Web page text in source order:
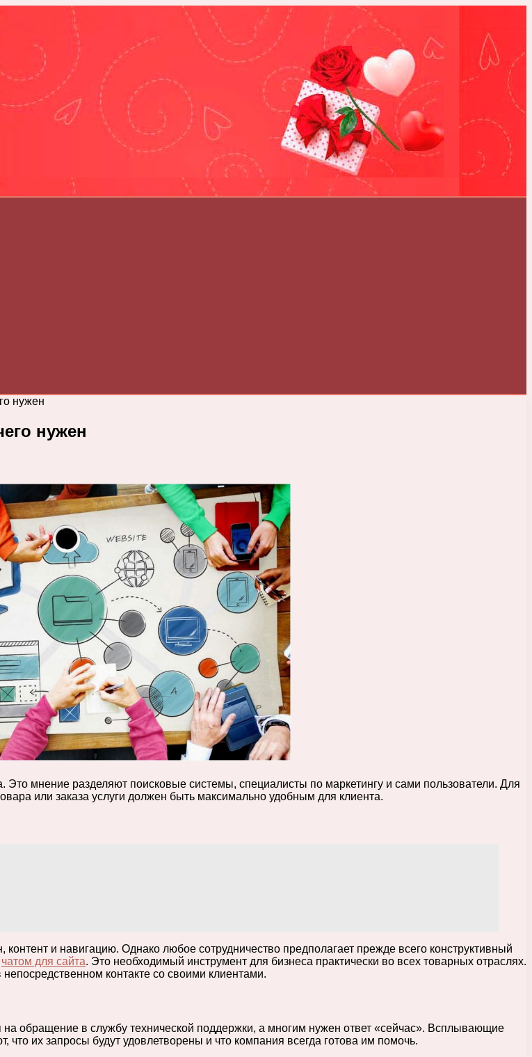
нужен
нужен
Это мнение разделяют поисковые системы, специалисты по маркетингу и сами пользователи. Для
или заказа услуги должен быть максимально удобным для клиента.
и навигацию. Однако любое сотрудничество предполагает прежде всего конструктивный
чатом для сайта. Это необходимый инструмент для бизнеса практически во всех товарных отраслях.
контакте со своими клиентами.
обращение в службу технической поддержки, а многим нужен ответ «сейчас». Всплывающие
их запросы будут удовлетворены и что компания всегда готова им помочь.